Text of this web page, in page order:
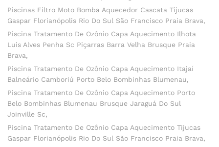
Piscinas Filtro Moto Bomba Aquecedor Cascata Tijucas
Gaspar Florianópolis Rio Do Sul São Francisco Praia Brava
Piscina Tratamento De Ozônio Capa Aquecimento Ilhota
Luis Alves Penha Sc Piçarras Barra Velha Brusque Praia
Brava
Piscina Tratamento De Ozônio Capa Aquecimento Itajaí
Balneário Camboriú Porto Belo Bombinhas Blumenau
Piscina Tratamento De Ozônio Capa Aquecimento Porto
Belo Bombinhas Blumenau Brusque Jaraguá Do Sul
Joinville Sc
Piscina Tratamento De Ozônio Capa Aquecimento Tijucas
Gaspar Florianópolis Rio Do Sul São Francisco Praia Brava